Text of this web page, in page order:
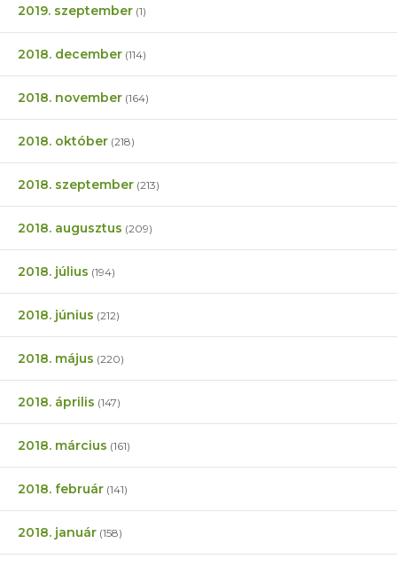
2019. szeptember (1)
2018. december (114)
2018. november (164)
2018. október (218)
2018. szeptember (213)
2018. augusztus (209)
2018. július (194)
2018. június (212)
2018. május (220)
2018. április (147)
2018. március (161)
2018. február (141)
2018. január (158)